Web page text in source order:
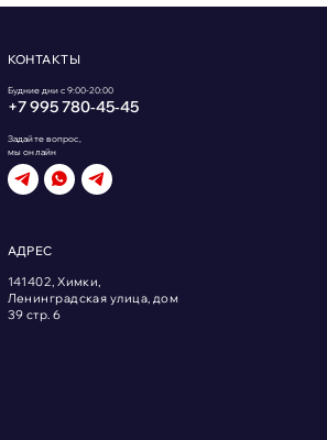
КОНТАКТЫ
Будние дни с 9:00-20:00
+7 995 780‑45‑45
Задайте вопрос,
мы онлайн
АДРЕС
141402, Химки,
Ленинградская улица, дом
39 стр. 6